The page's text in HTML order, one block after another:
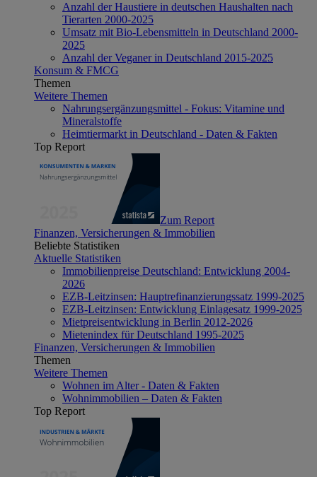
Anzahl der Haustiere in deutschen Haushalten nach
Tierarten 2000-2025
Umsatz mit Bio-Lebensmitteln in Deutschland 2000-
2025
Anzahl der Veganer in Deutschland 2015-2025
Konsum & FMCG
Themen
Weitere Themen
Nahrungsergänzungsmittel - Fokus: Vitamine und
Mineralstoffe
Heimtiermarkt in Deutschland - Daten & Fakten
Top Report
Zum Report
Finanzen, Versicherungen & Immobilien
Beliebte Statistiken
Aktuelle Statistiken
Immobilienpreise Deutschland: Entwicklung 2004-
2026
EZB-Leitzinsen: Hauptrefinanzierungssatz 1999-2025
EZB-Leitzinsen: Entwicklung Einlagesatz 1999-2025
Mietpreisentwicklung in Berlin 2012-2026
Mietenindex für Deutschland 1995-2025
Finanzen, Versicherungen & Immobilien
Themen
Weitere Themen
Wohnen im Alter - Daten & Fakten
Wohnimmobilien – Daten & Fakten
Top Report